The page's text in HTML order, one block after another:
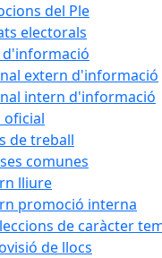
del Ple
electorals
d'informació
extern d'informació
intern d'informació
de treball
comunes
lliure
promoció interna
de caràcter
de llocs